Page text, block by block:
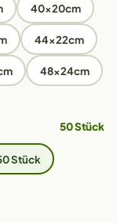
40x20cm
44x22cm
48x24cm
50 Stück
Stück